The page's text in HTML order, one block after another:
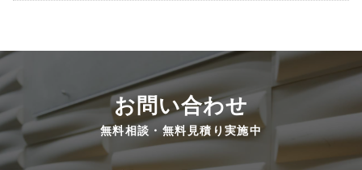
お問い合わせ
無料相談・無料見積り実施中